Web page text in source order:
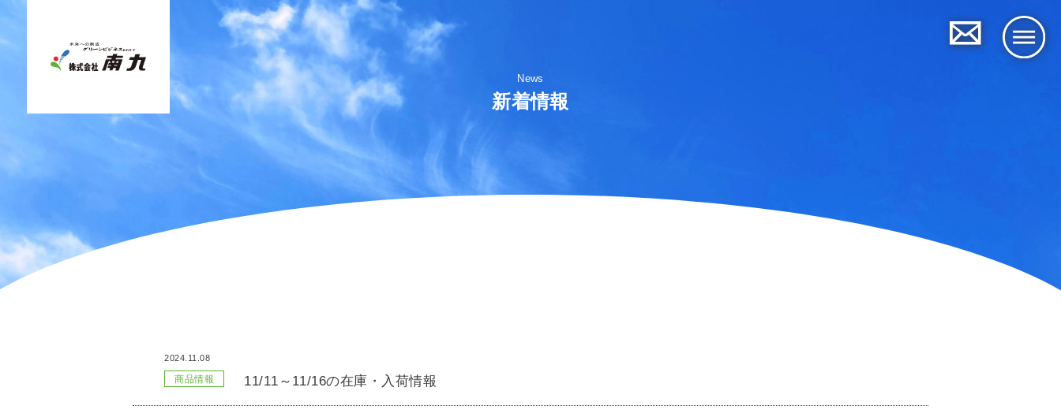
News
新着情報
2024.11.08
商品情報 11/11～11/16の在庫・入荷情報